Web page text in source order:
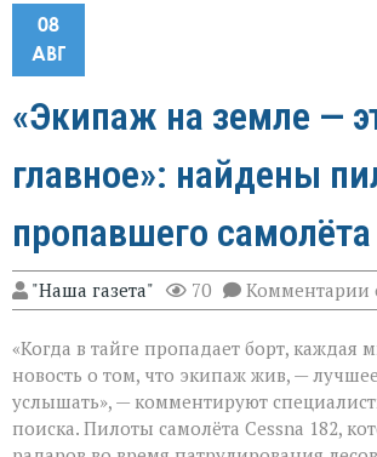
08
АВГ
«Экипаж на земле —
главное»: найдены
пропавшего самолёта
"Наша газета" 70 Комментарии к
«Когда в тайге пропадает борт, каждая
новость о том, что экипаж жив, —
услышать», — комментируют
поиска. Пилоты самолёта Cessna 182,